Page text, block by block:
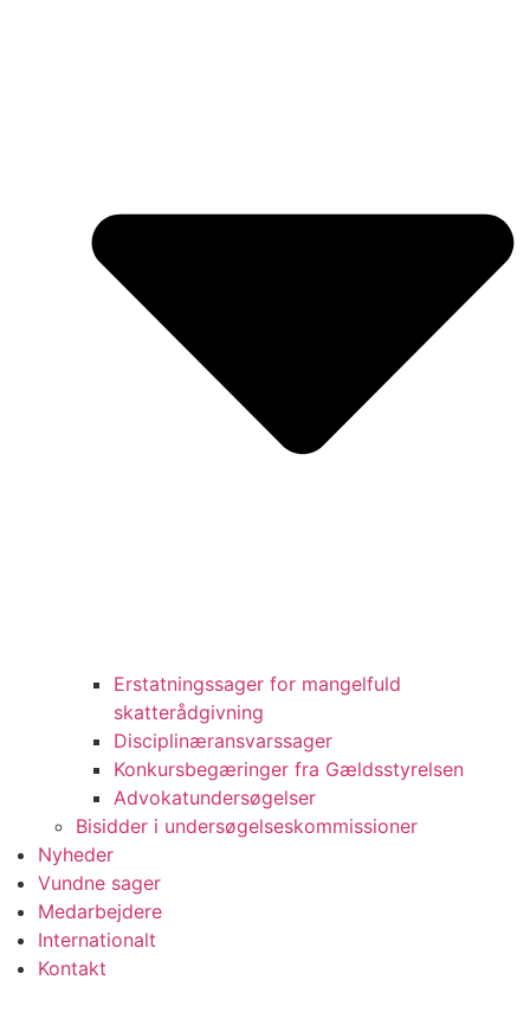
Erstatningssager for mangelfuld
skatterådgivning
Disciplinæransvarssager
Konkursbegæringer fra Gældsstyrelsen
Advokatundersøgelser
Bisidder i undersøgelseskommissioner
Nyheder
Vundne sager
Medarbejdere
Internationalt
Kontakt